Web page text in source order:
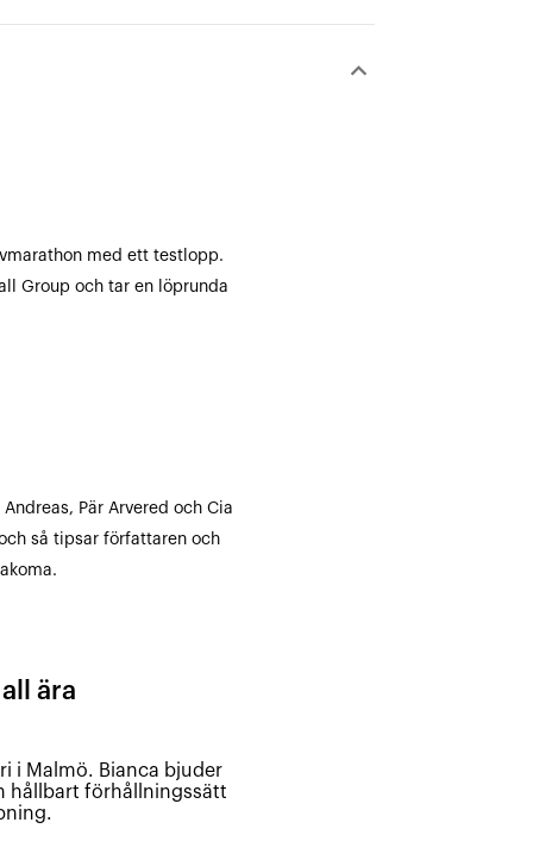
keyboard_arrow_down
med ett testlopp.
Group och tar en löprunda
Pär Arvered och Cia
så tipsar författaren och
ära
i Malmö. Bianca bjuder
hållbart förhållningssätt